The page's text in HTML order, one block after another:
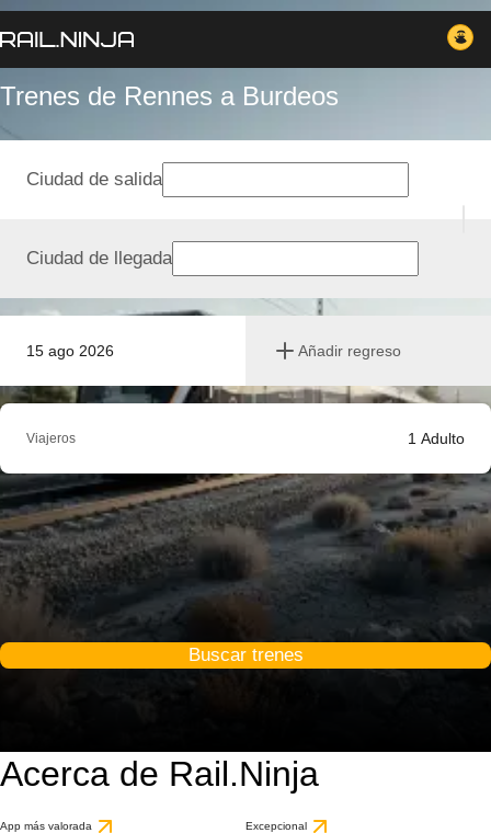
Trenes de Rennes a Burdeos
15 ago 2026 Añadir regreso
Ciudad de salida
Ciudad de llegada
Viajeros 1 Adulto
Buscar trenes
Acerca de Rail.Ninja
App más valorada Excepcional